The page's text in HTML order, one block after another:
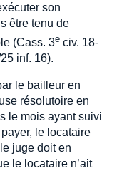
son
être tenu de
(Cass. 3e civ. 18-
inf. 16).
le bailleur en
résolutoire en
le mois ayant suivi
le locataire
juge doit en
le locataire n’ait